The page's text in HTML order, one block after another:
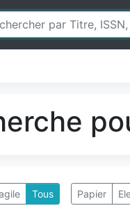
Tous Papier